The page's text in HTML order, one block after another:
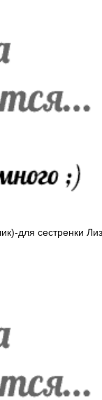
для сестренки